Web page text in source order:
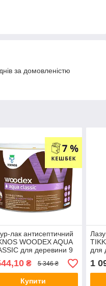
за домовленістю
лак антисептичний
WOODEX AQUA
для деревини 9
₴ 5 346 ₴
Купити
для
1